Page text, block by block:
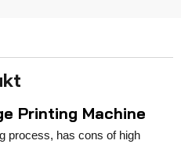
Printing Machine
process, has cons of high